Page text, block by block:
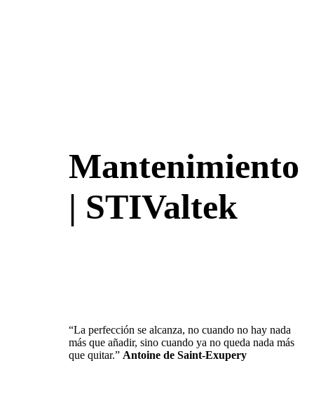
Mantenimiento
| STIValtek
“La perfección se alcanza, no cuando no hay nada
más que añadir, sino cuando ya no queda nada más
que quitar.” Antoine de Saint-Exupery